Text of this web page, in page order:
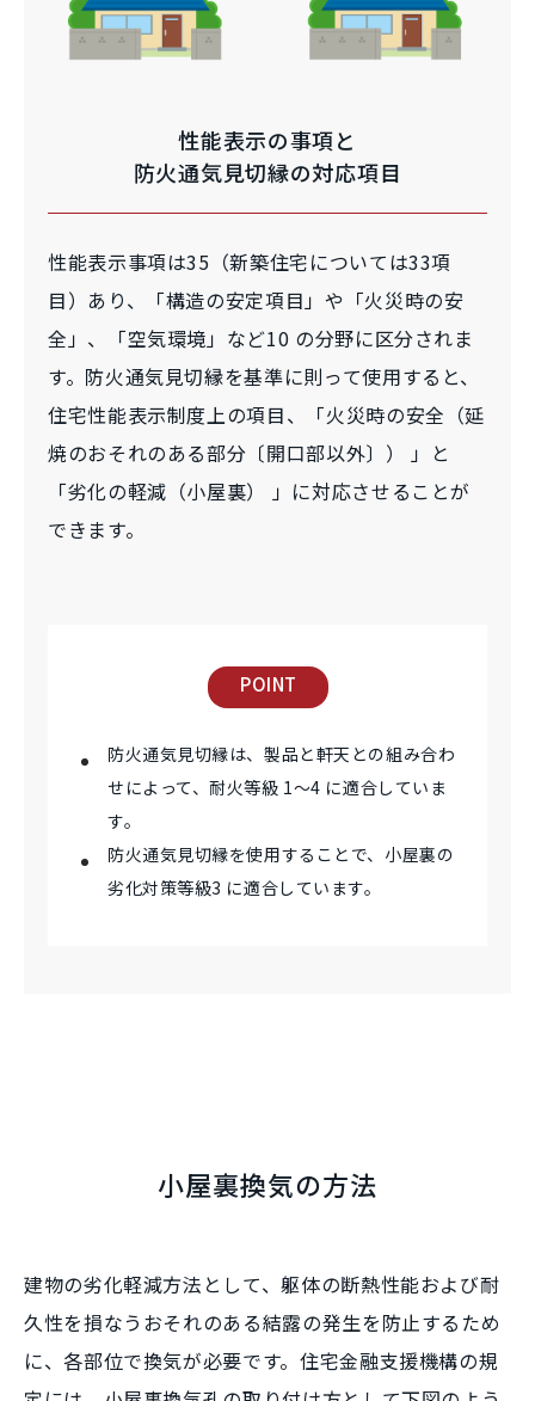
性能表示の事項と
防火通気見切縁の対応項目
性能表示事項は35（新築住宅については33項
目）あり、「構造の安定項目」や「火災時の安
全」、「空気環境」など10 の分野に区分されま
す。防火通気見切縁を基準に則って使用すると、
住宅性能表示制度上の項目、「火災時の安全（延
焼のおそれのある部分〔開口部以外〕） 」と
「劣化の軽減（小屋裏） 」に対応させることが
できます。
POINT
防火通気見切縁は、製品と軒天との組み合わ
せによって、耐火等級 1～4 に適合していま
す。
防火通気見切縁を使用することで、小屋裏の
劣化対策等級3 に適合しています。
小屋裏換気の方法
建物の劣化軽減方法として、躯体の断熱性能および耐
久性を損なうおそれのある結露の発生を防止するため
に、各部位で換気が必要です。住宅金融支援機構の規